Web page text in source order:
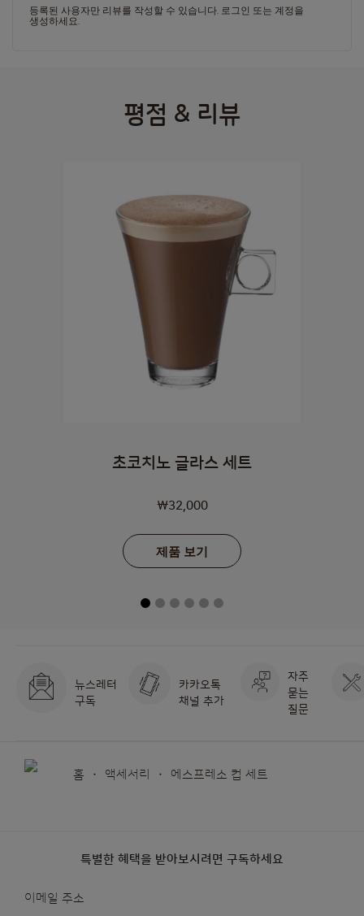
등록된 사용자만 리뷰를 작성할 수 있습니다. 로그인 또는 계정을
생성하세요
평점 & 리뷰
초코치노 글라스 세트
₩32,000
제품 보기
뉴스레터
구독
카카오톡
채널 추가
자주
묻는
질문
홈 액세서리 에스프레소 컵 세트
특별한 혜택을 받아보시려면 구독하세요
뉴스레터를
받아보겠습니다:
이메일 주소